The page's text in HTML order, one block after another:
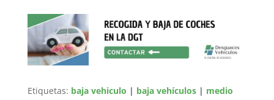
Etiquetas: baja vehiculo | baja vehículos| medio